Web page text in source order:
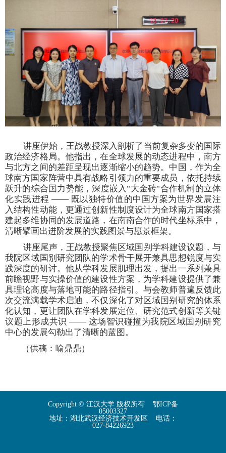
讲座伊始，王战教授深入剖析了当前复杂多变的国际
政治经济格局。他指出，在全球发展的动态进程中，南方
与北方之间的差距呈现出逐渐缩小的趋势。中国，作为全
球南方国家阵营中具有战略引领力的重要成员，依托持续
跃升的综合国力势能，深度嵌入 "大金砖"合作机制的立体
化实践进程 —— 既以独特价值的中国方案为世界发展注
入结构性动能，更通过创新性制度设计为全球南方国家搭
建起多维协同的发展道路，在南南合作的时代坐标系中，
清晰擘画出进阶发展的实践图景与愿景框架。
讲座尾声，王战教授聚焦区域国别学科建设议题，与
我院区域国别研究团队的学术骨干展开兼具思想锐度与实
践深度的研讨。他从学科发展肌理出发，提出一系列兼具
前瞻视野与实操价值的建设性方案，为学科建设提供了兼
具理论高度与落地可能的路径指引。与会教师普遍反馈此
次交流满载学术启迪，不仅深化了对区域国别研究的体系
化认知，更让团队在学科发展定位、研究范式创新等关键
议题上形成共识 —— 这场智识碰撞为我院区域国别研究
中心的发展勾勒出了清晰的蓝图。
（供稿：喻鼎鼎）
Copyright © 江汉大学 版权所有 鄂ICP备
05003327
地址：湖北武汉经济技术开发区 电话：
027-84226923